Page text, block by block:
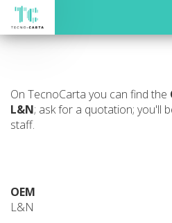
On TecnoCarta you can find the
L&N; ask for a quotation; you'll
staff.
OEM
L&N